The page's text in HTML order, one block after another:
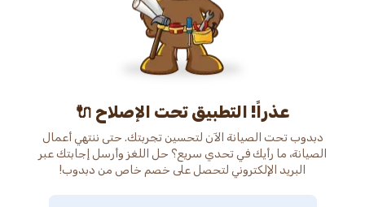
عذراً! التطبيق تحت الإصلاح 🔌
دبدوب تحت الصيانة الآن لتحسين تجربتك. حتى ننتهي أعمال
الصيانة، ما رأيك في تحدي سريع؟ حل اللغز وأرسل إجابتك عبر
البريد الإلكتروني لتحصل على خصم خاص من دبدوب!